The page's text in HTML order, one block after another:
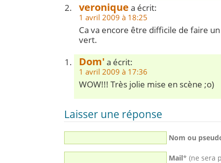
veronique a écrit:
1 avril 2009 à 18:25
Ca va encore être difficile de faire un
vert.
Dom' a écrit:
1 avril 2009 à 17:36
WOW!!! Très jolie mise en scène ;o)
Laisser une réponse
Nom ou
Mail* (ne sera